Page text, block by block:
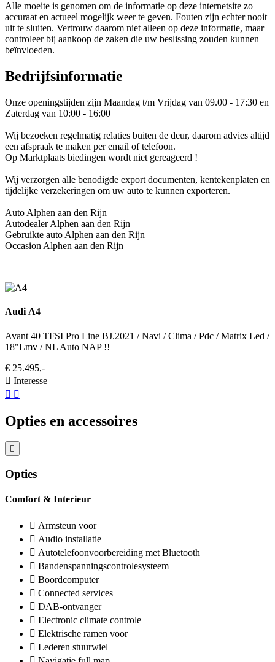
Alle moeite is genomen om de informatie op deze internetsite zo
accuraat en actueel mogelijk weer te geven. Fouten zijn echter nooit
uit te sluiten. Vertrouw daarom niet alleen op deze informatie, maar
controleer bij aankoop de zaken die uw beslissing zouden kunnen
beïnvloeden.
Bedrijfsinformatie
Onze openingstijden zijn Maandag t/m Vrijdag van 09.00 - 17:30 en
Zaterdag van 10:00 - 16:00
Wij bezoeken regelmatig relaties buiten de deur, daarom advies altijd
een afspraak te maken per email of telefoon.
Op Marktplaats biedingen wordt niet gereageerd !
Wij verzorgen alle benodigde export documenten, kentekenplaten en
tijdelijke verzekeringen om uw auto te kunnen exporteren.
Auto Alphen aan den Rijn
Autodealer Alphen aan den Rijn
Gebruikte auto Alphen aan den Rijn
Occasion Alphen aan den Rijn
Audi A4
Avant 40 TFSI Pro Line BJ.2021 / Navi / Clima / Pdc / Matrix Led /
18"Lmv / NL Auto NAP !!
€ 25.495,-
Interesse
Opties en accessoires
Opties
Comfort & Interieur
Armsteun voor
Audio installatie
Autotelefoonvoorbereiding met Bluetooth
Bandenspanningscontrolesysteem
Boordcomputer
Connected services
DAB-ontvanger
Electronic climate controle
Elektrische ramen voor
Lederen stuurwiel